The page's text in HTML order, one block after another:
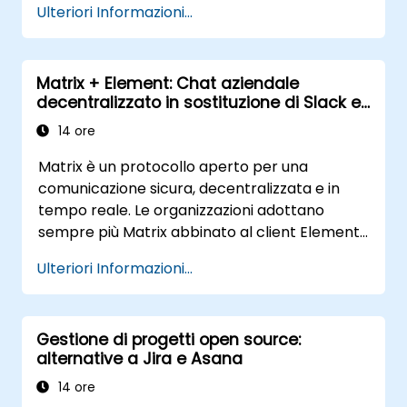
Configurare un server locale tramite
Synapse oppure ottenere gratuitamente
un server Matrix usando Oracle Cloud.
Collegare ponti di comunicazione verso
piattaforme già esistenti come
WhatsApp, IRC, Slack e Gitter.
Ulteriori Informazioni...
Matrix + Element: Chat aziendale
decentralizzato in sostituzione di Slack e
Teams
14 ore
Matrix è un protocollo aperto per una
comunicazione sicura, decentralizzata e in
tempo reale. Le organizzazioni adottano
sempre più Matrix abbinato al client Element
per garantire la crittografia end-to-end, il
controllo locale dei dati e la possibilità di
collaborare con partner esterni affidabili.
Ulteriori Informazioni...
Gestione di progetti open source:
alternative a Jira e Asana
14 ore